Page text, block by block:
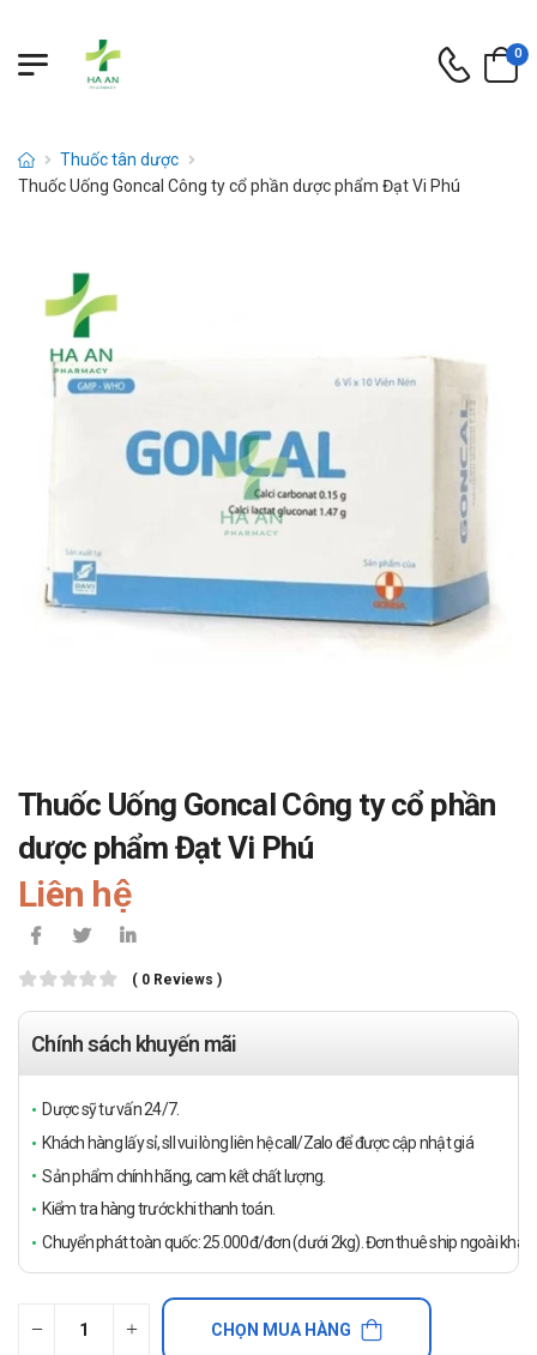
0
Thuốc tân dược
Thuốc Uống Goncal Công ty cổ phần dược phẩm Đạt Vi Phú
Thuốc Uống Goncal Công ty cổ phần
dược phẩm Đạt Vi Phú
Liên hệ
( 0 Reviews )
Chính sách khuyến mãi
Dược sỹ tư vấn 24/7.
Khách hàng lấy sỉ, sll vui lòng liên hệ call/Zalo để được cập nhật giá
Sản phẩm chính hãng, cam kết chất lượng.
Kiểm tra hàng trước khi thanh toán.
Chuyển phát toàn quốc: 25.000đ/đơn (dưới 2kg). Đơn thuê ship ngoài
CHỌN MUA HÀNG